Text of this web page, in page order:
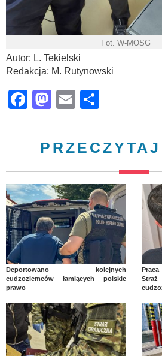
Fot. W-MOSG
Autor: L. Tekielski
Redakcja: M. Rutynowski
Facebook
Mastodon
Email
Deportowano kolejnych
cudzoziemców łamiących polskie
prawo